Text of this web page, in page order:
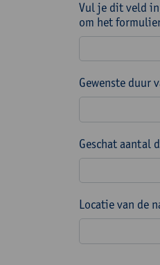
Vul je dit veld
om het
Gewenste duur
Geschat aantal
Locatie van de